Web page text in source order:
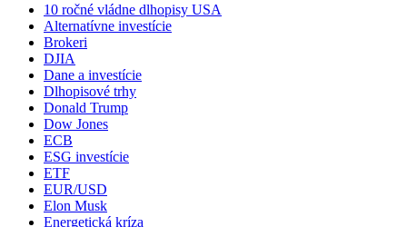
10 ročné vládne dlhopisy USA
Alternatívne investície
Brokeri
DJIA
Dane a investície
Dlhopisové trhy
Donald Trump
Dow Jones
ECB
ESG investície
ETF
EUR/USD
Elon Musk
Energetická kríza